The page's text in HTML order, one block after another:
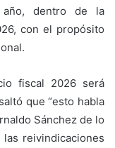
año, dentro de la
con el propósito
fiscal 2026 será
que “esto habla
Sánchez de lo
reivindicaciones